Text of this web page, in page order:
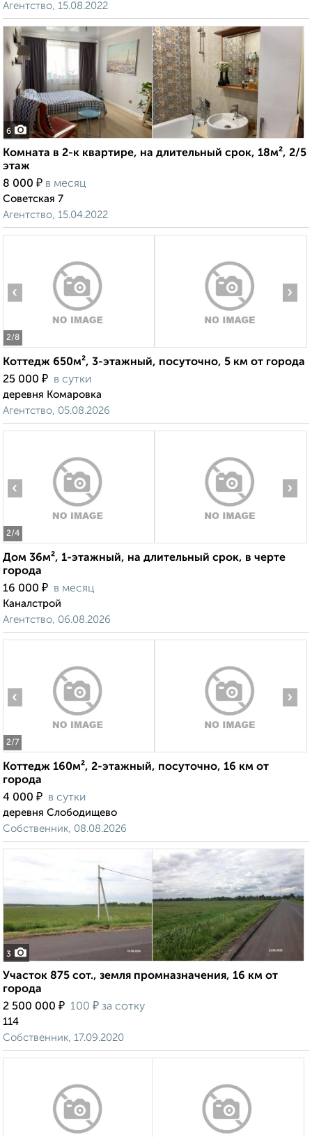
Агентство, 15.08.2022
6
Комната в 2-к квартире, на длительный срок, 18м², 2/5
этаж
8 000 ₽ в месяц
Советская 7
Агентство, 15.04.2022
2/8
‹ ›
Коттедж 650м², 3-этажный, посуточно, 5 км от города
25 000 ₽ в сутки
деревня Комаровка
Агентство, 05.08.2026
2/4
‹ ›
Дом 36м², 1-этажный, на длительный срок, в черте
города
16 000 ₽ в месяц
Каналстрой
Агентство, 06.08.2026
2/7
‹ ›
Коттедж 160м², 2-этажный, посуточно, 16 км от
города
4 000 ₽ в сутки
деревня Слободищево
Собственник, 08.08.2026
3
Участок 875 сот., земля промназначения, 16 км от
города
2 500 000 ₽ 100 ₽ за сотку
114
Собственник, 17.09.2020